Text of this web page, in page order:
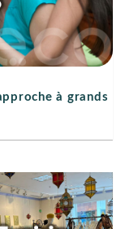
à grands